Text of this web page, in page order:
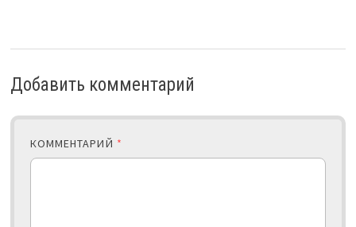
Добавить комментарий
КОММЕНТАРИЙ *